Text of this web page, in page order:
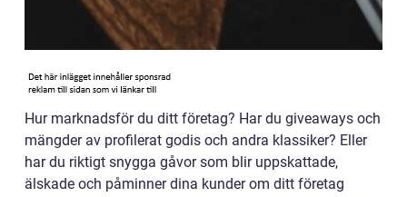
Hur marknadsför du ditt företag? Har du giveaways och
mängder av profilerat godis och andra klassiker? Eller
har du riktigt snygga gåvor som blir uppskattade,
älskade och påminner dina kunder om ditt företag